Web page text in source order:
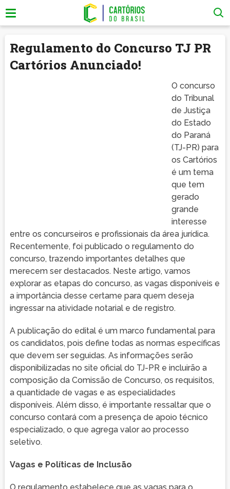
Regulamento do Concurso TJ PR
Cartórios Anunciado!
O concurso
do Tribunal
de Justiça
do Estado
do Paraná
(TJ-PR) para
os Cartórios
é um tema
que tem
gerado
grande
interesse
entre os concurseiros e profissionais da área jurídica.
Recentemente, foi publicado o regulamento do
concurso, trazendo importantes detalhes que
merecem ser destacados. Neste artigo, vamos
explorar as etapas do concurso, as vagas disponíveis e
a importância desse certame para quem deseja
ingressar na atividade notarial e de registro.
A publicação do edital é um marco fundamental para
os candidatos, pois define todas as normas específicas
que devem ser seguidas. As informações serão
disponibilizadas no site oficial do TJ-PR e incluirão a
composição da Comissão de Concurso, os requisitos,
a quantidade de vagas e as especialidades
disponíveis. Além disso, é importante ressaltar que o
concurso contará com a presença de apoio técnico
especializado, o que agrega valor ao processo
seletivo.
Vagas e Políticas de Inclusão